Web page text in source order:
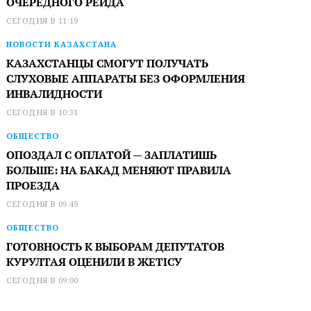
СЕГОДНЯ В 11:19
НОВОСТИ КАЗАХСТАНА
КАЗАХСТАНЦЫ СМОГУТ ПОЛУЧАТЬ
СЛУХОВЫЕ АППАРАТЫ БЕЗ ОФОРМЛЕНИЯ
ИНВАЛИДНОСТИ
СЕГОДНЯ В 10:31
ОБЩЕСТВО
ОПОЗДАЛ С ОПЛАТОЙ — ЗАПЛАТИШЬ
БОЛЬШЕ: НА БАКАД МЕНЯЮТ ПРАВИЛА
ПРОЕЗДА
СЕГОДНЯ В 09:49
ОБЩЕСТВО
ГОТОВНОСТЬ К ВЫБОРАМ ДЕПУТАТОВ
КУРУЛТАЯ ОЦЕНИЛИ В ЖЕТІСУ
СЕГОДНЯ В 09:00